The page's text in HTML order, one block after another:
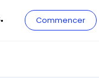
Commencer